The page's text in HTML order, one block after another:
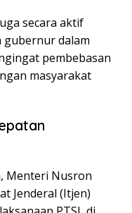
secara aktif
gubernur dalam
pembebasan
masyarakat
Menteri Nusron
Jenderal (Itjen)